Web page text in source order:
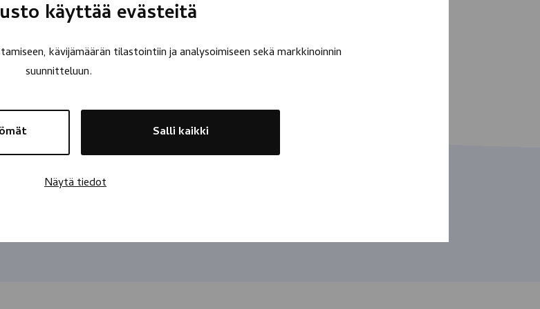
käyttää evästeitä
kävijämäärän tilastointiin ja analysoimiseen sekä markkinoinnin
suunnitteluun.
Salli kaikki
Näytä tiedot